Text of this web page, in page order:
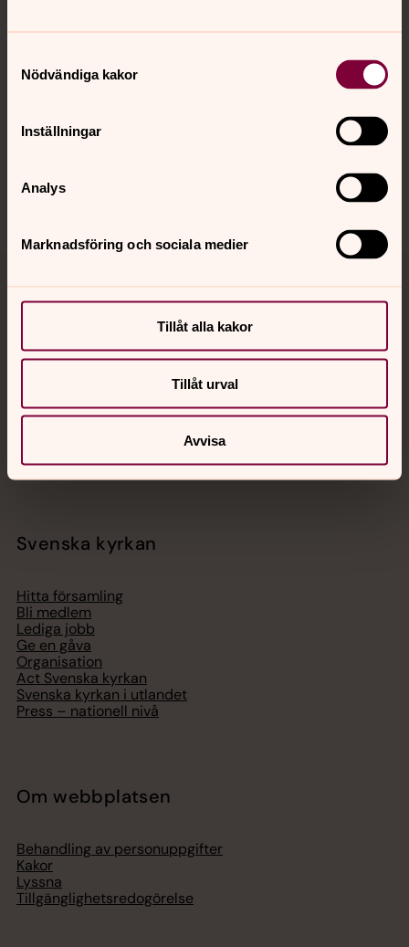
Nödvändiga kakor
Inställningar
Analys
Marknadsföring och sociala medier
Tillåt alla kakor
Tillåt urval
Avvisa
Hitta snabbt
Jourhavande präst
Akut samtals- och krisstöd. Prata eller chatta anonymt
med en präst på kvällar och nätter.
Chatt
Svenska kyrkan
Hitta församling
Bli medlem
Lediga jobb
Ge en gåva
Organisation
Act Svenska kyrkan
Svenska kyrkan i utlandet
Press – nationell nivå
Om webbplatsen
Behandling av personuppgifter
Kakor
Lyssna
Tillgänglighetsredogörelse